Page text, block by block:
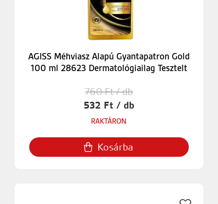
AGISS Méhviasz Alapú Gyantapatron Gold
100 ml 28623 Dermatológiailag Tesztelt
760 Ft / db
532 Ft / db
RAKTÁRON
Kosárba